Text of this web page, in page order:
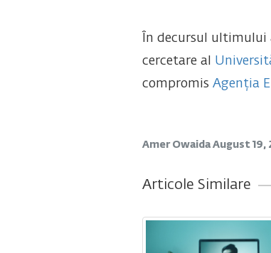
În decursul ultimului
cercetare al
compromis Agenția
Amer Owaida August 19,
Articole Similare